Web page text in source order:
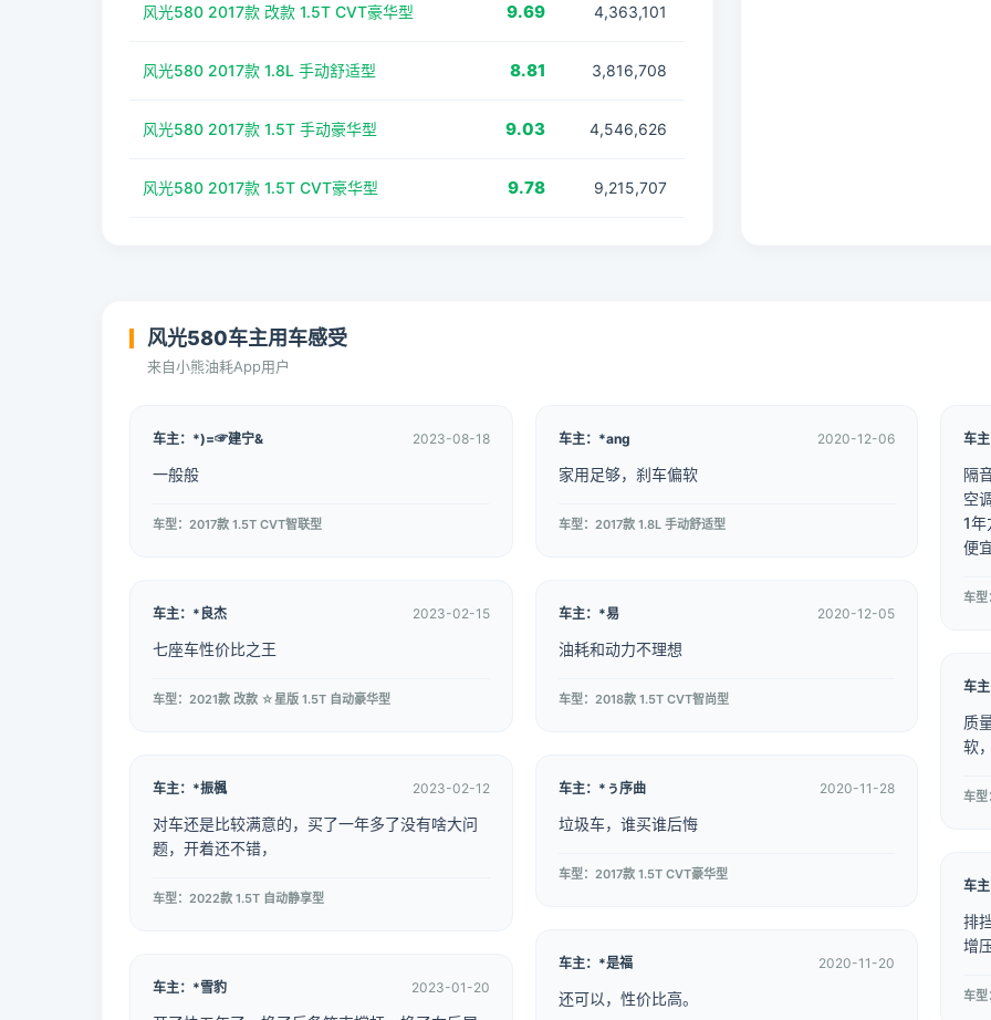
风光580 2017款 改款 1.5T CVT豪华型 9.69 4,363,101
风光580 2017款 1.8L 手动舒适型 8.81 3,816,708
风光580 2017款 1.5T 手动豪华型 9.03 4,546,626
风光580 2017款 1.5T CVT豪华型 9.78 9,215,707
风光580车主用车感受
来自小熊油耗App用户
车主：*)=☞建宁& 2023-08-18
一般般
车型：2017款 1.5T CVT智联型
车主：*良杰 2023-02-15
七座车性价比之王
车型：2021款 改款 ☆星版 1.5T 自动豪华型
车主：*振楓 2023-02-12
对车还是比较满意的，买了一年多了没有啥大问
题，开着还不错，
车型：2022款 1.5T 自动静享型
车主：*雪豹 2023-01-20
车主：*ang 2020-12-06
家用足够，刹车偏软
车型：2017款 1.8L 手动舒适型
车主：*易 2020-12-05
油耗和动力不理想
车型：2018款 1.5T CVT智尚型
车主：*ぅ序曲 2020-11-28
垃圾车，谁买谁后悔
车型：2017款 1.5T CVT豪华型
车主：*是福 2020-11-20
还可以，性价比高。
车
隔音
空
1年
便
车型
车
质
软
车型
车
排
增
车型